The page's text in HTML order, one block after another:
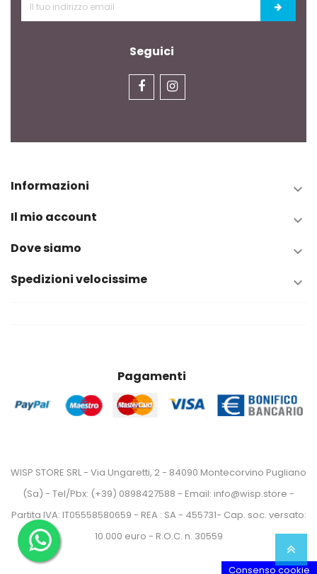
Seguici
Informazioni 
Il mio account 
Dove siamo 
Spedizioni velocissime 
Pagamenti
WISP STORE SRL - Via Ungaretti, 2 - 84090 Montecorvino Pugliano
(Sa) - Tel/Pbx: (+39) 0898427588 - Email: info@wisp.store -
Partita IVA: IT05558580659 - REA : SA - 455731- Cap. soc. versato:
10.000 euro - R.O.C. n. 30559
Consenso cookie